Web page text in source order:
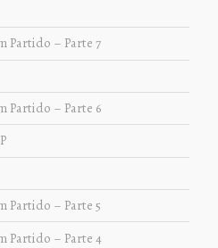
Partido – Parte 7
Partido – Parte 6
Partido – Parte 5
Partido – Parte 4